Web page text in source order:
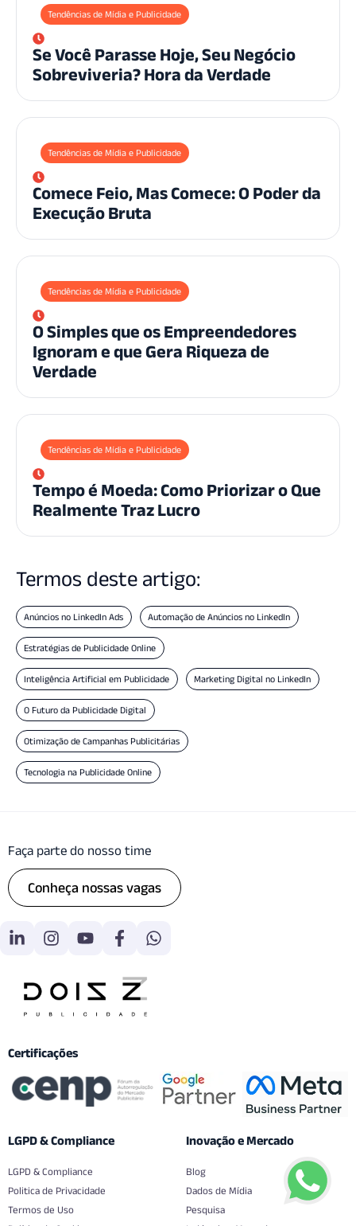
Tendências de Mídia e Publicidade
Se Você Parasse Hoje, Seu Negócio
Sobreviveria? Hora da Verdade
Tendências de Mídia e Publicidade
Comece Feio, Mas Comece: O Poder da
Execução Bruta
Tendências de Mídia e Publicidade
O Simples que os Empreendedores
Ignoram e que Gera Riqueza de
Verdade
Tendências de Mídia e Publicidade
Tempo é Moeda: Como Priorizar o Que
Realmente Traz Lucro
Termos deste artigo:
Anúncios no LinkedIn Ads Automação de Anúncios no LinkedIn
Estratégias de Publicidade Online
Inteligência Artificial em Publicidade Marketing Digital no LinkedIn
O Futuro da Publicidade Digital
Otimização de Campanhas Publicitárias
Tecnologia na Publicidade Online
Faça parte do nosso time
Conheça nossas vagas
Certificações
LGPD & Compliance
LGPD & Compliance
Politica de Privacidade
Termos de Uso
Inovação e Mercado
Blog
Dados de Mídia
Pesquisa